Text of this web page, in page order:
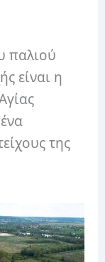
παλιού
είναι η
της